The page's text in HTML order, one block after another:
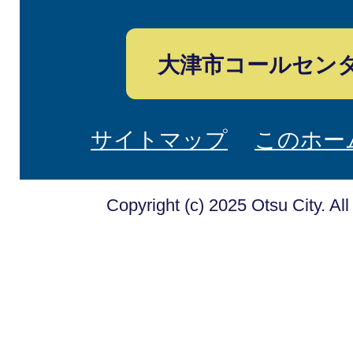
大津市コールセン
サイトマップ このホ
Copyright (c) 2025 Otsu City.